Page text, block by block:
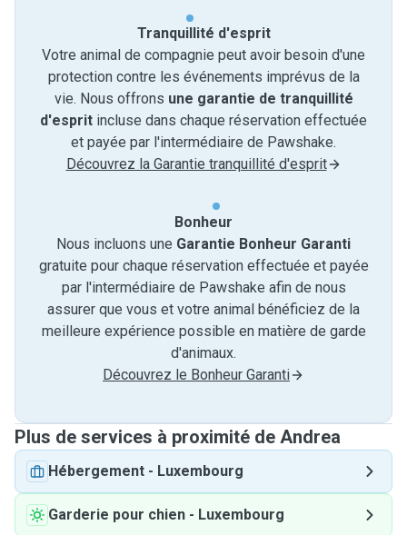
Tranquillité d'esprit
Votre animal de compagnie peut avoir besoin d'une
protection contre les événements imprévus de la
vie. Nous offrons une garantie de tranquillité
d'esprit incluse dans chaque réservation effectuée
et payée par l'intermédiaire de Pawshake.
Découvrez la Garantie tranquillité d'esprit
Bonheur
Nous incluons une Garantie Bonheur Garanti
gratuite pour chaque réservation effectuée et payée
par l'intermédiaire de Pawshake afin de nous
assurer que vous et votre animal bénéficiez de la
meilleure expérience possible en matière de garde
d'animaux.
Découvrez le Bonheur Garanti
Plus de services à proximité de Andrea
Hébergement - Luxembourg
Garderie pour chien - Luxembourg